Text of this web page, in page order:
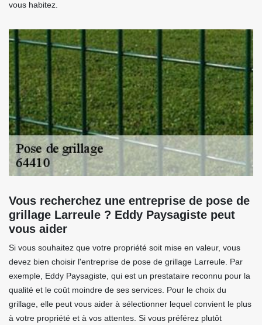
vous habitez.
Vous recherchez une entreprise de pose de
grillage Larreule ? Eddy Paysagiste peut
vous aider
Si vous souhaitez que votre propriété soit mise en valeur, vous
devez bien choisir l'entreprise de pose de grillage Larreule. Par
exemple, Eddy Paysagiste, qui est un prestataire reconnu pour la
qualité et le coût moindre de ses services. Pour le choix du
grillage, elle peut vous aider à sélectionner lequel convient le plus
à votre propriété et à vos attentes. Si vous préférez plutôt